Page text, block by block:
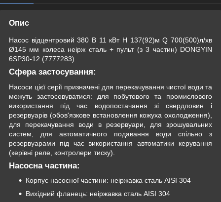
Опис
Насос відцентровий 380 В 11 кВт H 137(92)м Q 700(500)л/хв
Ø145 мм колеса неірж сталь + пульт (з 3 частин) DONGYIN
6SP30-12 (7777283)
Сфера застосування:
Насоси цієї серії призначені для перекачування чистої води та
можуть застосовуватися: для побутового та промислового
використання під час водопостачання зі свердловин і
резервуарів (обов'язкове встановлення кожуха охолодження),
для перекачування води в резервуари, для зрошувальних
систем, для автоматичного подавання води спільно з
резервуарами під час використання автоматики керування
(керівні реле, контролери тиску).
Насосна частина:
Корпус насосної частини: неіржавка сталь AISI 304
Вихідний фланець: неіржавка сталь AISI 304